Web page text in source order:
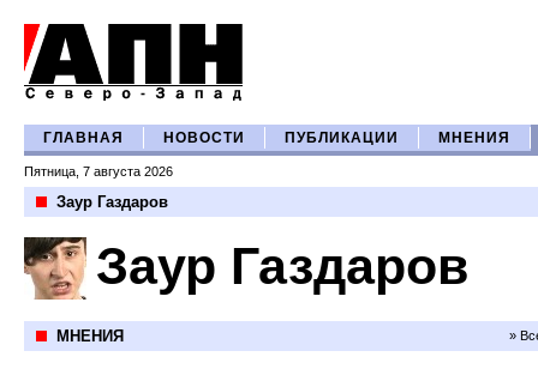
ГЛАВНАЯ НОВОСТИ ПУБЛИКАЦИИ МНЕНИЯ
Пятница, 7 августа 2026
Заур Газдаров
Заур Газдаров
МНЕНИЯ »